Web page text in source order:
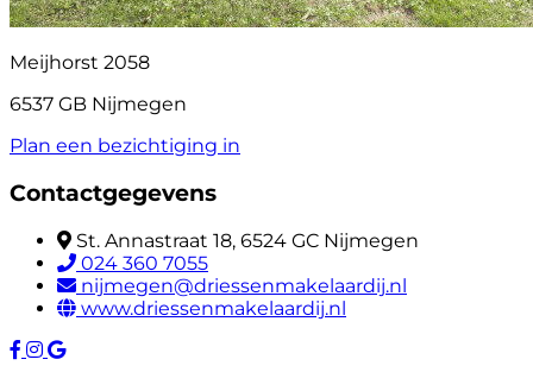
Meijhorst 2058
6537 GB Nijmegen
Plan een bezichtiging in
Contactgegevens
St. Annastraat 18, 6524 GC Nijmegen
024 360 7055
nijmegen@driessenmakelaardij.nl
www.driessenmakelaardij.nl